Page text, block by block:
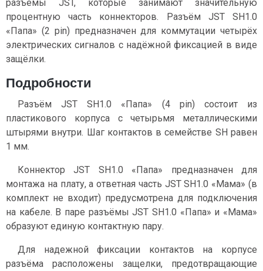
разъёмы JST, которые занимают значительную
процентную часть коннекторов. Разъём JST SH1.0
«Папа» (2 pin) предназначен для коммутации четырёх
электрических сигналов c надёжной фиксацией в виде
защёлки.
Подробности
Разъём JST SH1.0 «Папа» (4 pin) состоит из
пластикового корпуса с четырьмя металлическими
штырями внутри. Шаг контактов в семействе SH равен
1 мм.
Коннектор JST SH1.0 «Папа» предназначен для
монтажа на плату, а ответная часть JST SH1.0 «Мама» (в
комплект не входит) предусмотрена для подключения
на кабеле. В паре разъёмы JST SH1.0 «Папа» и «Мама»
образуют единую контактную пару.
Для надежной фиксации контактов на корпусе
разъёма расположены защелки, предотвращающие